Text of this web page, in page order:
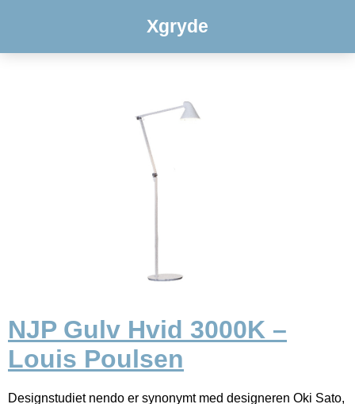
Xgryde
NJP Gulv Hvid 3000K –
Louis Poulsen
Designstudiet nendo er synonymt med designeren Oki Sato,